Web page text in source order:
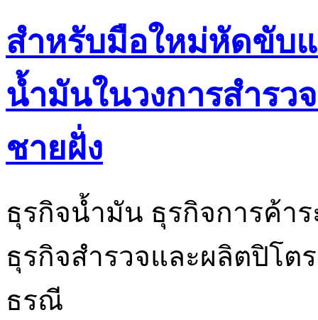
สำหรับมือใหม่หัดขับ
น้ำมันในวงการสำรว
ชายฝั่ง
ธุรกิจน้ำมัน ธุรกิจการค้า
ธุรกิจสำรวจและผลิตปิโต
ธรณี